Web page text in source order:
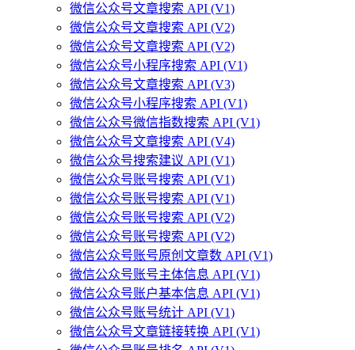
微信公众号文章搜索 API (V1)
微信公众号文章搜索 API (V2)
微信公众号文章搜索 API (V2)
微信公众号小程序搜索 API (V1)
微信公众号文章搜索 API (V3)
微信公众号小程序搜索 API (V1)
微信公众号微信指数搜索 API (V1)
微信公众号文章搜索 API (V4)
微信公众号搜索建议 API (V1)
微信公众号账号搜索 API (V1)
微信公众号账号搜索 API (V1)
微信公众号账号搜索 API (V2)
微信公众号账号搜索 API (V2)
微信公众号账号原创文章数 API (V1)
微信公众号账号主体信息 API (V1)
微信公众号账户基本信息 API (V1)
微信公众号账号统计 API (V1)
微信公众号文章链接转换 API (V1)